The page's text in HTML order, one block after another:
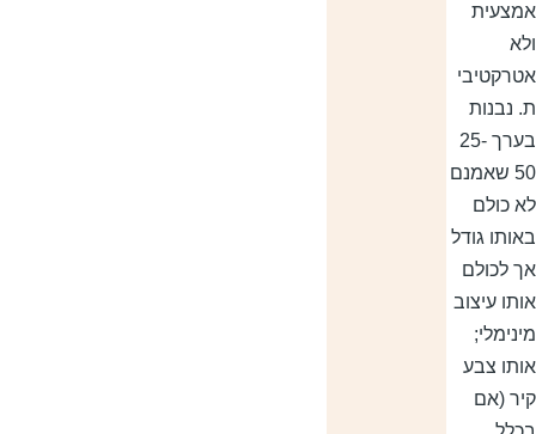
נבנות
בערך 25-
50 שאמנם
כולם
גודל
לכולם
עיצוב
צבע
(אם